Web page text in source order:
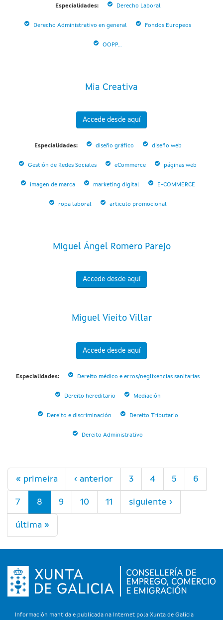
Especialidades: Derecho Laboral
Derecho Administrativo en general Fondos Europeos
OOPP...
Mia Creativa
Accede desde aquí
Especialidades: diseño gráfico diseño web
Gestión de Redes Sociales eCommerce páginas web
imagen de marca marketing digital E-COMMERCE
ropa laboral articulo promocional
Miguel Ángel Romero Parejo
Accede desde aquí
Miguel Vieito Villar
Accede desde aquí
Especialidades: Dereito médico e erros/neglixencias sanitarias
Dereito hereditario Mediación
Dereito e discriminación Dereito Tributario
Dereito Administrativo
Páginas
« primeira ‹ anterior 3 4 5 6
7 8 9 10 11 siguiente ›
última »
Información mantida e publicada na Internet pola Xunta de Galicia